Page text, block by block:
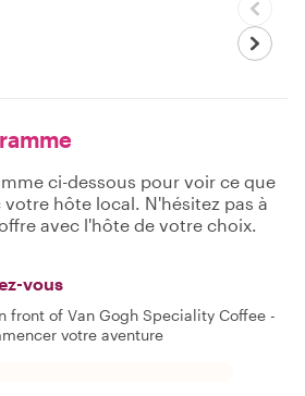
ci-dessous pour voir ce que
hôte local. N'hésitez pas à
avec l'hôte de votre choix.
vous
front of Van Gogh Speciality Coffee -
votre aventure